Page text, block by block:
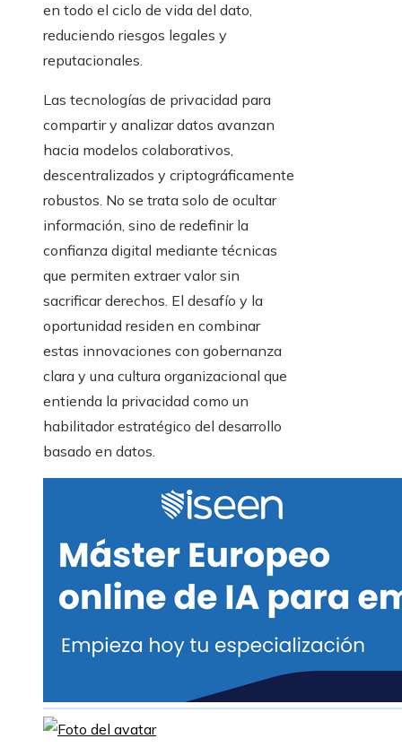
en todo el ciclo de vida del dato,
reduciendo riesgos legales y
reputacionales.
Las tecnologías de privacidad para
compartir y analizar datos avanzan
hacia modelos colaborativos,
descentralizados y criptográficamente
robustos. No se trata solo de ocultar
información, sino de redefinir la
confianza digital mediante técnicas
que permiten extraer valor sin
sacrificar derechos. El desafío y la
oportunidad residen en combinar
estas innovaciones con gobernanza
clara y una cultura organizacional que
entienda la privacidad como un
habilitador estratégico del desarrollo
basado en datos.